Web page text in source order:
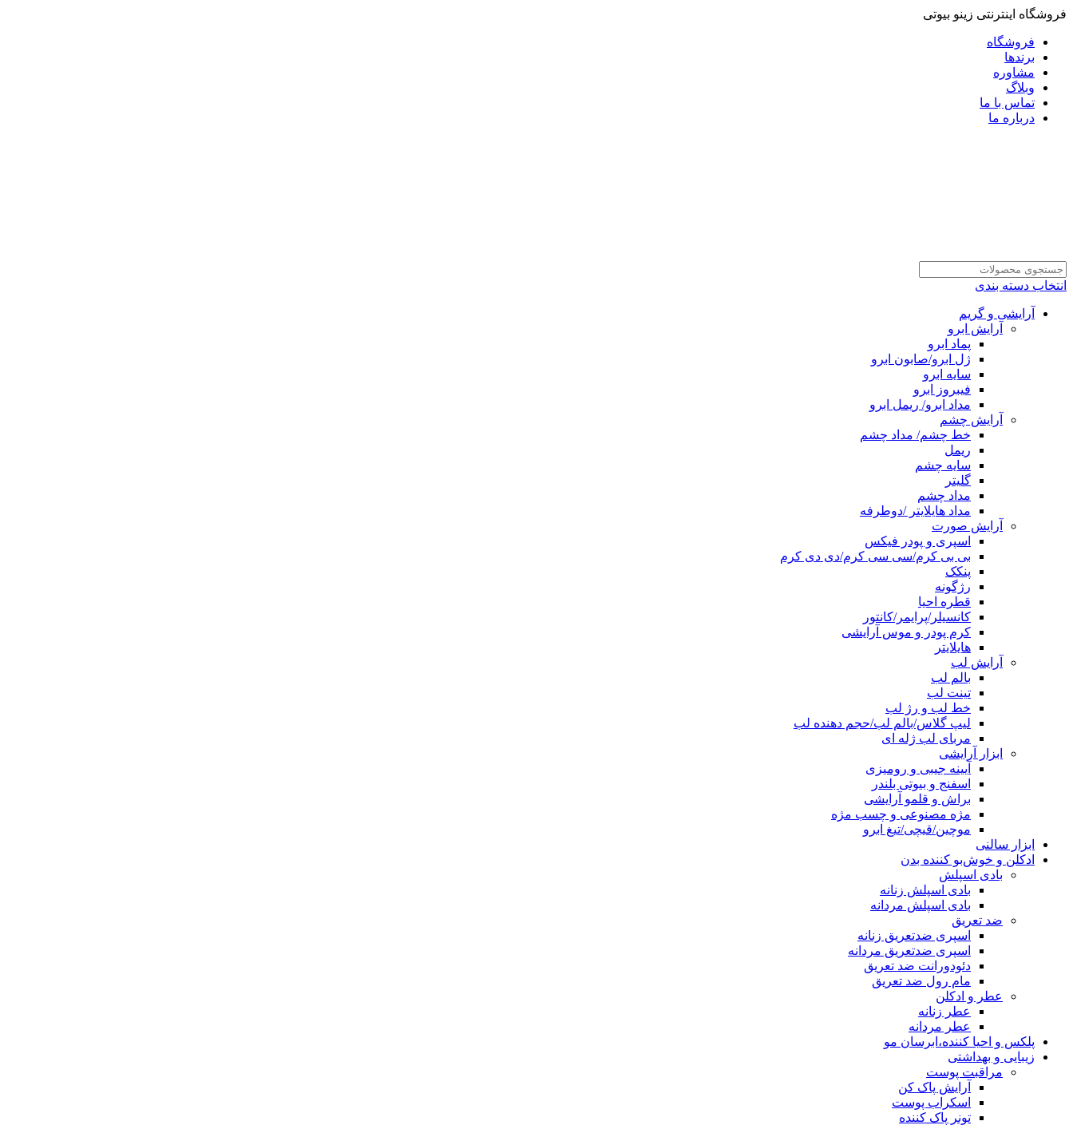
فروشگاه اینترنتی زینو بیوتی
فروشگاه
برندها
مشاوره
وبلاگ
تماس با ما
درباره ما
انتخاب دسته بندی
آرایشی و گریم
آرایش ابرو
پماد ابرو
ژل ابرو/صابون ابرو
سایه ابرو
فیبروز ابرو
مداد ابرو/ ریمل ابرو
آرایش چشم
خط چشم/ مداد چشم
ریمل
سایه چشم
گلیتر
مداد چشم
مداد هایلایتر /دوطرفه
آرایش صورت
اسپری و پودر فیکس
بی بی کرم/سی سی کرم/دی دی کرم
پنکک
رژگونه
قطره احیا
کانسیلر/پرایمر/کانتور
کرم پودر و موس آرایشی
هایلایتر
آرایش لب
بالم لب
تینت لب
خط لب و رژ لب
لیپ گلاس/بالم لب/حجم دهنده لب
مربای لب ژله ای
ابزار آرایشی
آیینه جیبی و رومیزی
اسفنج و بیوتی بلندر
براش و قلمو آرایشی
مژه مصنوعی و چسب مژه
موچین/قیچی/تیغ ابرو
ابزار سالنی
ادکلن و خوش‌بو کننده بدن
بادی اسپلش
بادی اسپلش زنانه
بادی اسپلش مردانه
ضد تعریق
اسپری ضدتعریق زنانه
اسپری ضدتعریق مردانه
دئودورانت ضد تعریق
مام رول ضد تعریق
عطر و ادکلن
عطر زنانه
عطر مردانه
پلکس و احیا کننده،ابرسان مو
زیبایی و بهداشتی
مراقبت پوست
آرایش پاک کن
اسکراب پوست
تونر پاک کننده